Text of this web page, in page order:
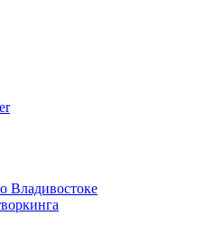
Владивостоке